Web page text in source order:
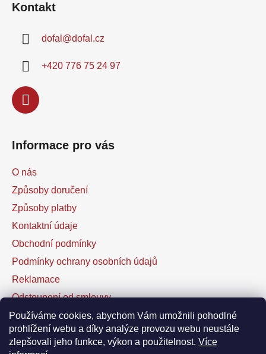
Používáme cookies, abychom Vám umožnili pohodlné
prohlížení webu a díky analýze provozu webu neustále
zlepšovali jeho funkce, výkon a použitelnost. Více
Kontakt
dofal @dofal.cz
+420 776 75 24 97
Informace pro vás
O nás
Způsoby doručení
Způsoby platby
Kontaktní údaje
Obchodní podmínky
Podmínky ochrany osobních údajů
Reklamace
Odstoupení od smlouvy
Kontaktní formulář